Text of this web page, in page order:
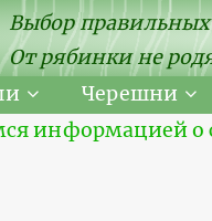
Выбор правильных
От рябинки не
Черешни
информацией о